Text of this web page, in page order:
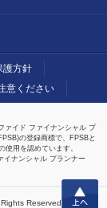
護方針
意ください
ァイド ファイナンシャル プ
の登録商標で、FPSBと
用を認めています。
ナンシャル プランナー
Reserved.